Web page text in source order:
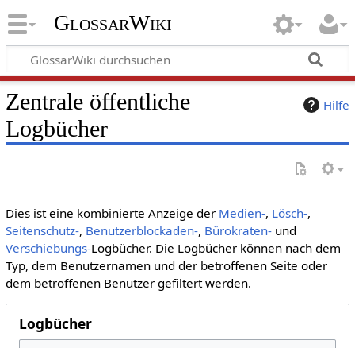
GlossarWiki
Hilfe
Zentrale öffentliche
Logbücher
Dies ist eine kombinierte Anzeige der Medien-, Lösch-,
Seitenschutz-, Benutzerblockaden-, Bürokraten-und
Verschiebungs-Logbücher. Die Logbücher können nach dem
Typ, dem Benutzernamen und der betroffenen Seite oder
dem betroffenen Benutzer gefiltert werden.
Logbücher